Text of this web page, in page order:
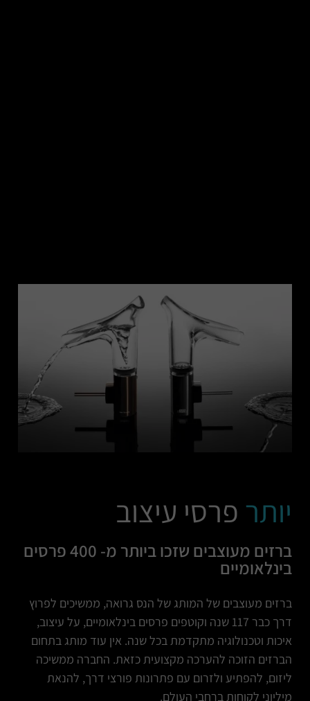
יותר פרסי עיצוב
ברזים מעוצבים שזכו ביותר מ- 400 פרסים
בינלאומיים
ברזים מעוצבים של המותג של הנס גרואה, ממשיכים לפרוץ
דרך כבר 117 שנה וקוטפים פרסים בינלאומיים, על עיצוב,
איכות וטכנולוגיה מתקדמת בכל שנה. אין עוד מותג בתחום
הברזים הזוכה להערכה מקצועית כזאת. החברה ממשיכה
ליזום, להפתיע ולזרום עם פתרונות פורצי דרך, להנאת
מיליוני לקוחות ברחבי העולם.